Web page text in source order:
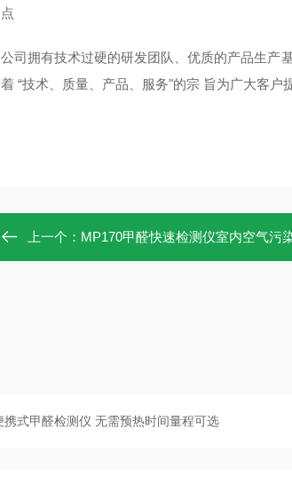
点
公司拥有技术过硬的研发团队、优质的产品生产
着 “技术、质量、产品、服务"的宗 旨为广大客户
上一个： MP170甲醛快速检测仪室内空气污染物测